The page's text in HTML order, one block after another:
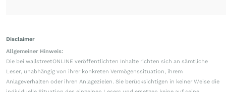
Disclaimer
Allgemeiner Hinweis:
Die bei wallstreetONLINE veröffentlichten Inhalte richten sich an sämtliche
Leser, unabhängig von ihrer konkreten Vermögenssituation, ihrem
Anlageverhalten oder ihren Anlagezielen. Sie berücksichtigen in keiner Weise die